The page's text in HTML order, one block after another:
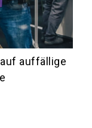
auffällige